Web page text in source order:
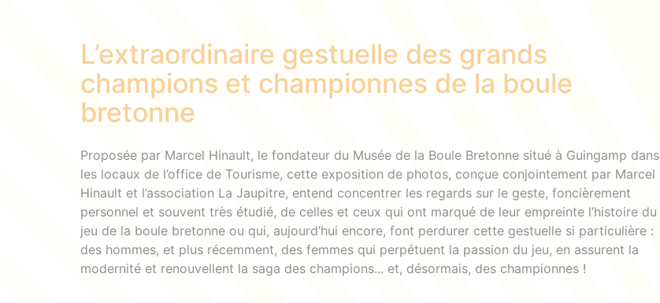
L’extraordinaire gestuelle des grands
champions et championnes de la boule
bretonne
Proposée par Marcel Hinault, le fondateur du Musée de la Boule Bretonne situé à Guingamp dans
les locaux de l’office de Tourisme, cette exposition de photos, conçue conjointement par Marcel
Hinault et l’association La Jaupitre, entend concentrer les regards sur le geste, foncièrement
personnel et souvent très étudié, de celles et ceux qui ont marqué de leur empreinte l’histoire du
jeu de la boule bretonne ou qui, aujourd’hui encore, font perdurer cette gestuelle si particulière :
des hommes, et plus récemment, des femmes qui perpétuent la passion du jeu, en assurent la
modernité et renouvellent la saga des champions... et, désormais, des championnes !